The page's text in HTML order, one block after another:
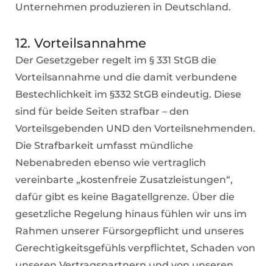
Unternehmen produzieren in Deutschland.
12. Vorteilsannahme
Der Gesetzgeber regelt im § 331 StGB die
Vorteilsannahme und die damit verbundene
Bestechlichkeit im §332 StGB eindeutig. Diese
sind für beide Seiten strafbar – den
Vorteilsgebenden UND den Vorteilsnehmenden.
Die Strafbarkeit umfasst mündliche
Nebenabreden ebenso wie vertraglich
vereinbarte „kostenfreie Zusatzleistungen“,
dafür gibt es keine Bagatellgrenze. Über die
gesetzliche Regelung hinaus fühlen wir uns im
Rahmen unserer Fürsorgepflicht und unseres
Gerechtigkeitsgefühls verpflichtet, Schaden von